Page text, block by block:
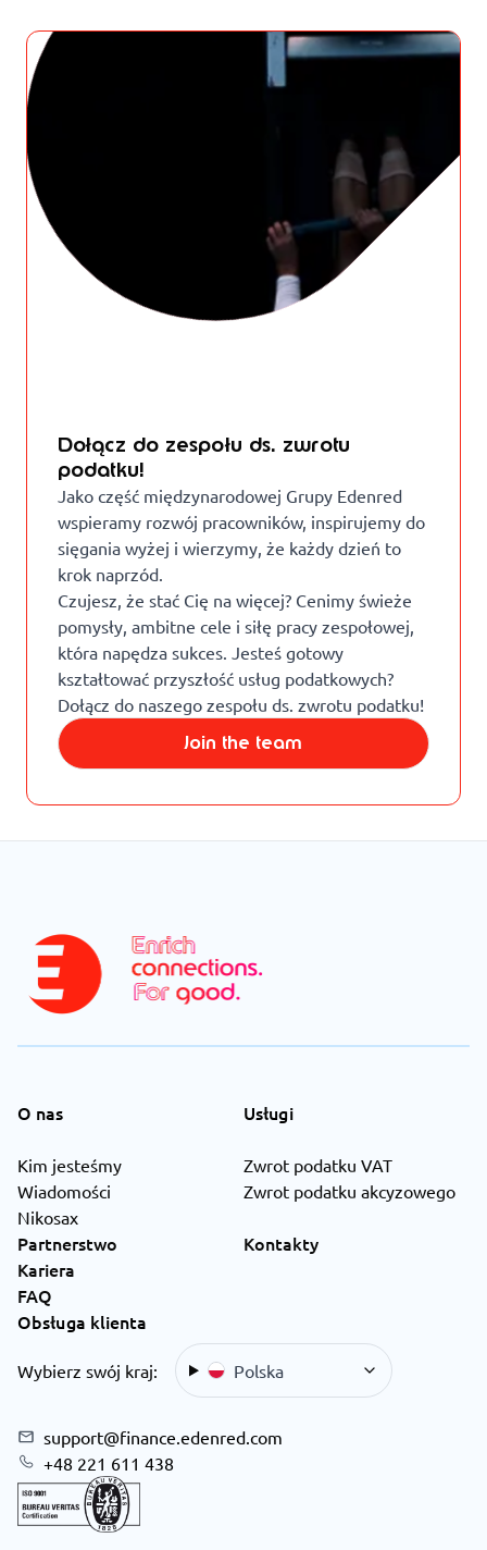
Dołącz do zespołu ds. zwrotu
podatku!
Jako część międzynarodowej Grupy Edenred
wspieramy rozwój pracowników, inspirujemy do
sięgania wyżej i wierzymy, że każdy dzień to
krok naprzód.
Czujesz, że stać Cię na więcej? Cenimy świeże
pomysły, ambitne cele i siłę pracy zespołowej,
która napędza sukces. Jesteś gotowy
kształtować przyszłość usług podatkowych?
Dołącz do naszego zespołu ds. zwrotu podatku!
Join the team
O nas
Kim jesteśmy
Wiadomości
Nikosax
Usługi
Zwrot podatku VAT
Zwrot podatku akcyzowego
Partnerstwo
Kariera
FAQ
Kontakty
Obsługa klienta
Wybierz swój kraj: Polska
support@finance.edenred.com
+48 221 611 438